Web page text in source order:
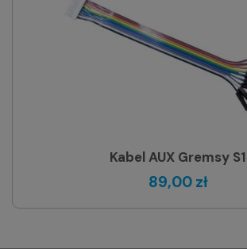
Kabel AUX Gremsy S1
89,00 zł